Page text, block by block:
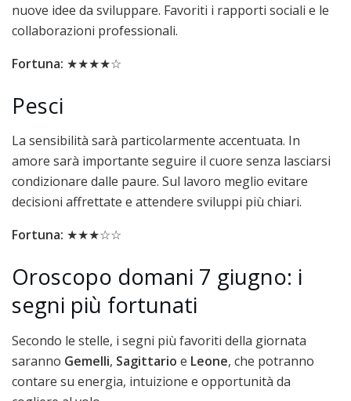
nuove idee da sviluppare. Favoriti i rapporti sociali e le
collaborazioni professionali.
Fortuna: ★★★★☆
Pesci
La sensibilità sarà particolarmente accentuata. In
amore sarà importante seguire il cuore senza lasciarsi
condizionare dalle paure. Sul lavoro meglio evitare
decisioni affrettate e attendere sviluppi più chiari.
Fortuna: ★★★☆☆
Oroscopo domani 7 giugno: i
segni più fortunati
Secondo le stelle, i segni più favoriti della giornata
saranno Gemelli, Sagittario e Leone, che potranno
contare su energia, intuizione e opportunità da